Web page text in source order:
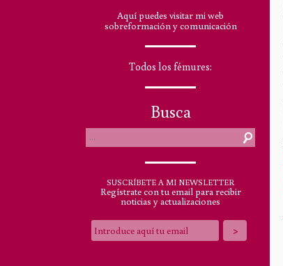
Aquí puedes visitar mi web
sobreformación y comunicación
Todos los fémures:
Busca
SUSCRÍBETE A MI NEWSLETTER
Regístrate con tu email para recibir
noticias y actualizaciones